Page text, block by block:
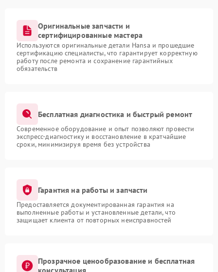
Оригинальные запчасти и
сертифицированные мастера
Используются оригинальные детали Hansa и прошедшие
сертификацию специалисты, что гарантирует корректную
работу после ремонта и сохранение гарантийных
обязательств
Бесплатная диагностика и быстрый ремонт
Современное оборудование и опыт позволяют провести
экспресс-диагностику и восстановление в кратчайшие
сроки, минимизируя время без устройства
Гарантия на работы и запчасти
Предоставляется документированная гарантия на
выполненные работы и установленные детали, что
защищает клиента от повторных неисправностей
Прозрачное ценообразование и бесплатная